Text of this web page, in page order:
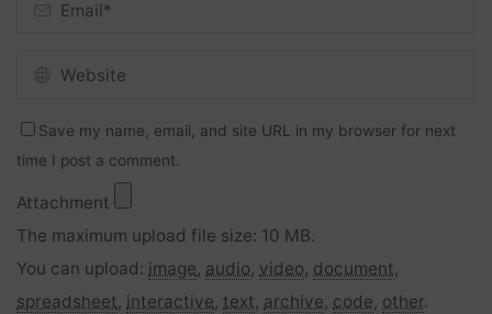
Save my name, email, and site URL in my browser for next
time I post a comment.
Attachment
The maximum upload file size: 10 MB.
You can upload: image, audio, video, document,
spreadsheet, interactive, text, archive, code, other.